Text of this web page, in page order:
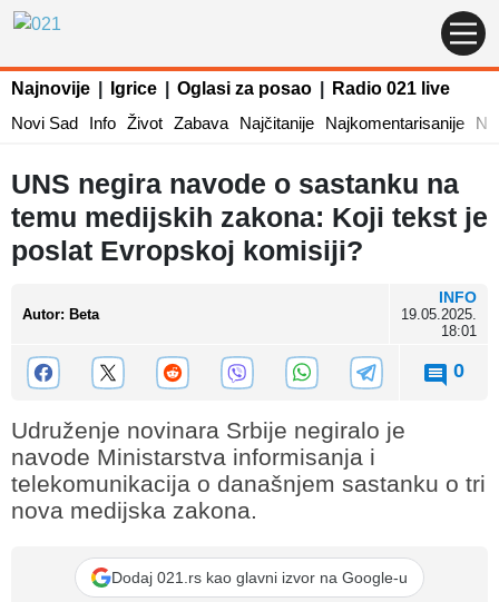
Najnovije Igrice Oglasi za posao
Radio 021 live
Novi Sad
Info Život Zabava Najčitanije Najkomentarisanije
UNS negira navode o sastanku na
temu medijskih zakona: Koji tekst je
poslat Evropskoj komisiji?
Autor: Beta
INFO
19.05.2025.
18:01
0
Udruženje novinara Srbije negiralo je
navode Ministarstva informisanja i
telekomunikacija o današnjem sastanku o tri
nova medijska zakona.
Dodaj 021.rs kao glavni izvor na Google-u